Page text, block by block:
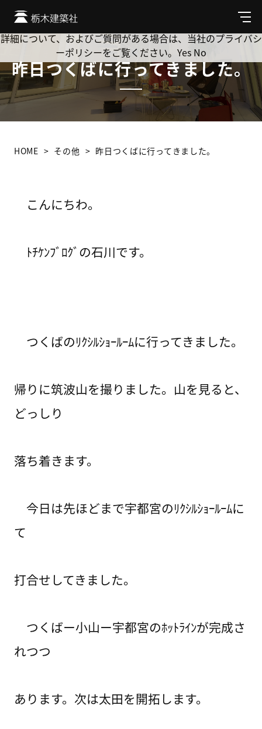
メ
ニ
ュ
昨日つくばに行ってきました。
HOME その他 昨日つくばに行ってきました。
こんにちわ。
ﾄﾁｹﾝﾌﾞﾛｸﾞの石川です。
つくばのﾘｸｼﾙｼｮｰﾙｰﾑに行ってきました。
帰りに筑波山を撮りました。山を見ると、
どっしり
落ち着きます。
今日は先ほどまで宇都宮のﾘｸｼﾙｼｮｰﾙｰﾑに
て
打合せしてきました。
つくばー小山ー宇都宮のﾎｯﾄﾗｲﾝが完成さ
れつつ
あります。次は太田を開拓します。
Cookie を使用して、お客様の活動を追跡してもよろしいです
か? 当社ではお客様のプライバシーを極めて重視しています。
詳細について、およびご質問がある場合は、当社のプライバシ
ーポリシーをご覧ください。 Yes No